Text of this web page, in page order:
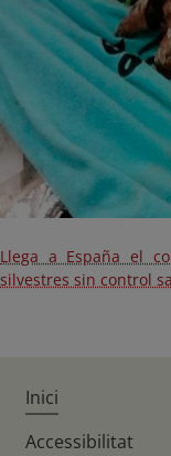
Llega a España el
silvestres sin control
Inici
Accessibilitat